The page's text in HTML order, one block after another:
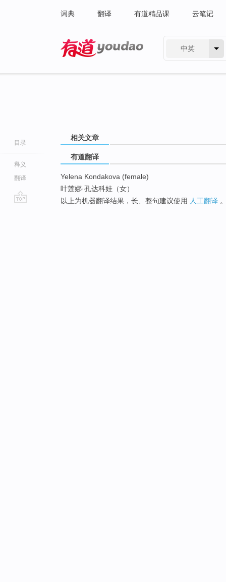
词典 翻译 有道精品课 云笔记
中英
目录
释义
翻译
相关文章
有道翻译
Yelena Kondakova (female)
叶莲娜·孔达科娃（女）
以上为机器翻译结果，长、整句建议使用 人工翻译